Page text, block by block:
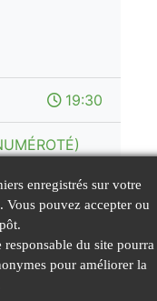
19:30
enregistrés sur votre
pouvez accepter ou
du site pourra
pour améliorer la